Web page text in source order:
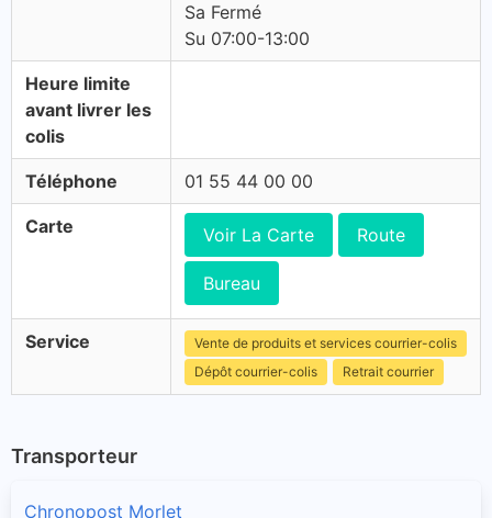
Sa Fermé
Su 07:00-13:00
Heure limite
avant livrer les
colis
Téléphone 01 55 44 00 00
Carte Voir La Carte Route
Bureau
Service
Vente de produits et services courrier-colis
Dépôt courrier-colis
Retrait courrier
Transporteur
Chronopost Morlet